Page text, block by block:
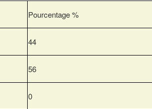
Pourcentage %
44
56
0